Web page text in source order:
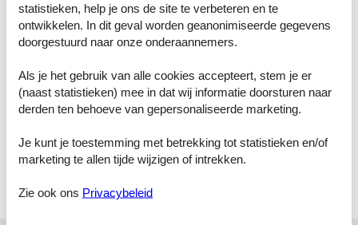
Flirsch 12 km van St. Anton: Rustieke houten huis "Lieblingsplatz",
omgeven door bomen. Boven Flirsch am Arlberg, 1.8 km van het
centrum, geïsoleerde, rustige ligging. Voor alleengebruik: wild
sneeuwkettingen aanbevolen. 1 km steil voetpad naar het huis.
Parkeerplaats (voor 2 auto's). Supermarkt 1.8 km, restaurant 1.8
km, bushalte "Dorfplatz" 1.8 km, treinstation "St. Anton" 14 km,
10 m vanaf het huis, ski faciliteiten 13 km, skibushalte 1.8 km,
skischool 13 km, langlaufloipe 2.5 km. Bekende skigebieden
Ischgl 33 km. Auto noodzakelijk. De taxi kan niet totaan het huis
komen. Gratis skibus. Gratis skibus naar het skigebied St. Anton.
statistieken, help je ons de site te verbeteren en te
ontwikkelen. In dit geval worden geanonimiseerde gegevens
doorgestuurd naar onze onderaannemers.
Als je het gebruik van alle cookies accepteert, stem je er
(naast statistieken) mee in dat wij informatie doorsturen naar
derden ten behoeve van gepersonaliseerde marketing.
Je kunt je toestemming met betrekking tot statistieken en/of
marketing te allen tijde wijzigen of intrekken.
Zie ook ons Privacybeleid